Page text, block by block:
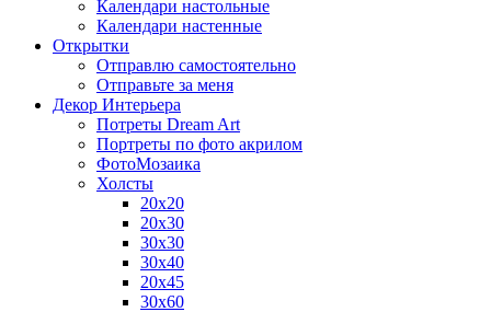
Календари настольные
Календари настенные
Открытки
Отправлю самостоятельно
Отправьте за меня
Декор Интерьера
Потреты Dream Art
Портреты по фото акрилом
ФотоМозаика
Холсты
20х20
20х30
30х30
30х40
20х45
30х60